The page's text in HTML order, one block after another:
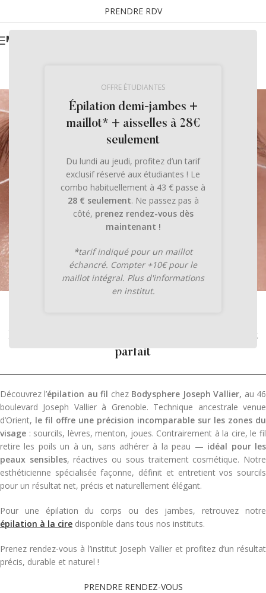
OFFRE ÉTUDIANTES
Épilation demi-jambes +
maillot* + aisselles à 28€
seulement
Du lundi au jeudi, profitez d’un tarif
exclusif réservé aux étudiantes ! Le
combo habituellement à 43 € passe à
28 € seulement. Ne passez pas à
côté, prenez rendez-vous dès
maintenant !
*tarif indiqué pour un maillot
échancré. Compter +10€ pour le
maillot intégral. Plus d'informations
en institut.
PRENDRE RDV
MENU
La précision du fil pour un regard naturellement
parfait
Découvrez l’épilation au fil chez Bodysphere Joseph Vallier, au 46
boulevard Joseph Vallier à Grenoble. Technique ancestrale venue
d’Orient, le fil offre une précision incomparable sur les zones du
visage : sourcils, lèvres, menton, joues. Contrairement à la cire, le fil
retire les poils un à un, sans adhérer à la peau — idéal pour les
peaux sensibles, réactives ou sous traitement cosmétique. Notre
esthéticienne spécialisée façonne, définit et entretient vos sourcils
pour un résultat net, précis et naturellement élégant.
Pour une épilation du corps ou des jambes, retrouvez notre
épilation à la cire disponible dans tous nos instituts.
Prenez rendez-vous à l’institut Joseph Vallier et profitez d’un résultat
précis, durable et naturel !
PRENDRE RENDEZ-VOUS